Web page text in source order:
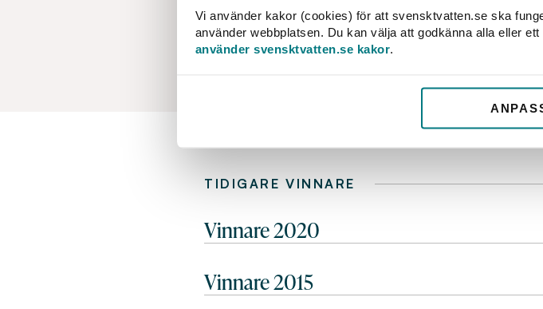
Vi använder kakor (cookies) för att svensktvatten.se ska
använder webbplatsen. Du kan välja att godkänna alla eller
använder svensktvatten.se kakor.
TIDIGARE VINNARE
Vinnare 2020
Vinnare 2015